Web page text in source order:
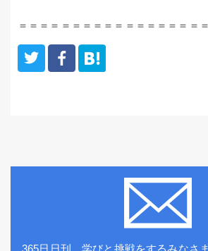
＝＝＝＝＝＝＝＝＝＝＝＝＝＝＝＝＝